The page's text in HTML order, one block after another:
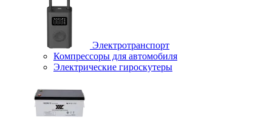
Электротранспорт
Компрессоры для автомобиля
Электрические гироскутеры